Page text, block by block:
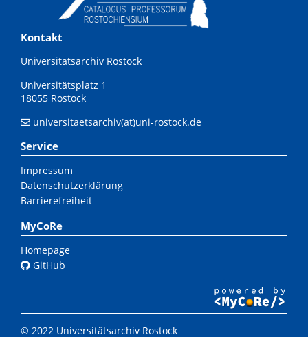
Kontakt
Universitätsarchiv Rostock
Universitätsplatz 1
18055 Rostock
universitaetsarchiv(at)uni-rostock.de
Service
Impressum
Datenschutzerklärung
Barrierefreiheit
MyCoRe
Homepage
GitHub
© 2022 Universitätsarchiv Rostock